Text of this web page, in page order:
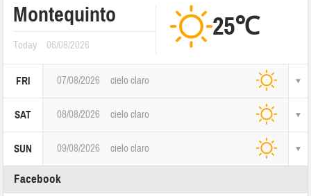
Montequinto
Today 06/08/2026
25℃
FRI 07/08/2026 cielo claro
SAT 08/08/2026 cielo claro
SUN 09/08/2026 cielo claro
Facebook